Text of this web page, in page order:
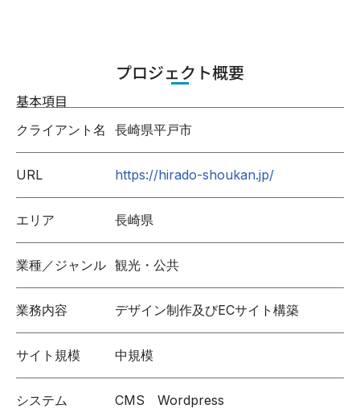
プロジェクト概要
基本項目
クライアント名 長崎県平戸市
URL https://hirado-shoukan.jp/
エリア 長崎県
業種／ジャンル 観光・公共
業務内容 デザイン制作及びECサイト構築
サイト規模 中規模
システム CMS Wordpress